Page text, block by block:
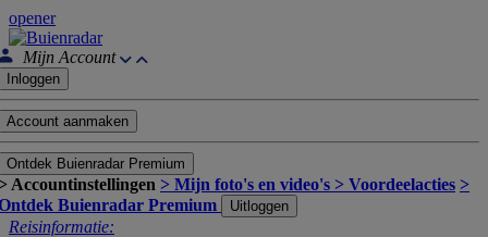
opener
Mijn Account
Inloggen
Account aanmaken
Ontdek Buienradar Premium
Accountinstellingen > Mijn foto's en video's > Voordeelacties >
Buienradar Premium
Uitloggen
Reisinformatie: